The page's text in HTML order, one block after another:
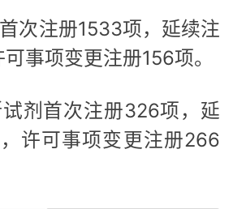
次注册1533项，延续注
事项变更注册156项。
剂首次注册326项，延
许可事项变更注册266